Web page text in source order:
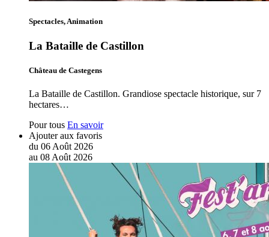
Spectacles, Animation
La Bataille de Castillon
Château de Castegens
La Bataille de Castillon. Grandiose spectacle historique, sur 7
hectares…
Pour tous En savoir
Ajouter aux favoris
du 06 Août 2026
au 08 Août 2026